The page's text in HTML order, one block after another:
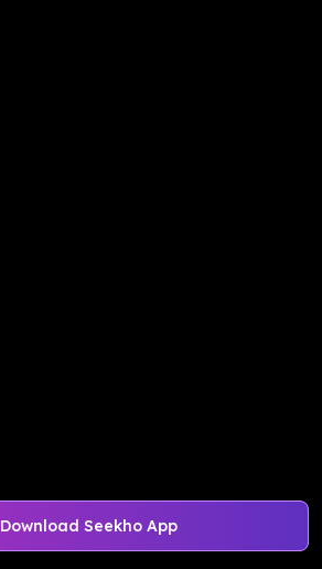
Download Seekho App